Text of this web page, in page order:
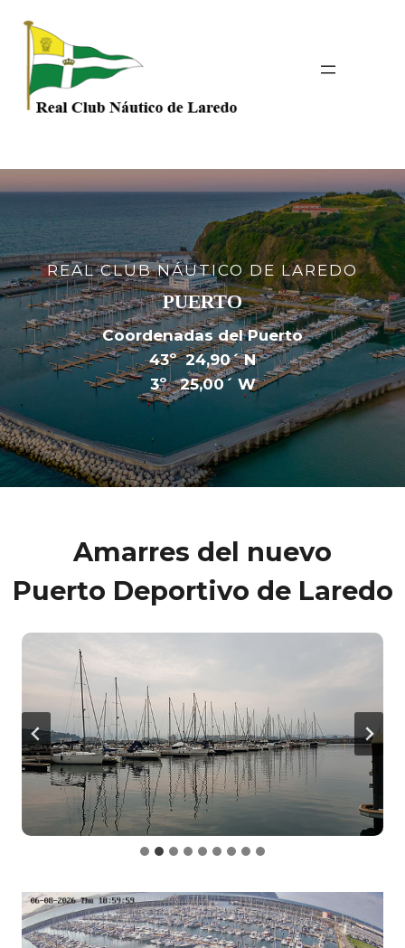
contenido
REAL CLUB NÁUTICO DE LAREDO
PUERTO
Coordenadas del Puerto
43º 24,90´ N
3º 25,00´ W
Amarres del nuevo
Puerto Deportivo de Laredo